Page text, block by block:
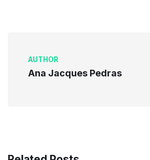
AUTHOR
Ana Jacques Pedras